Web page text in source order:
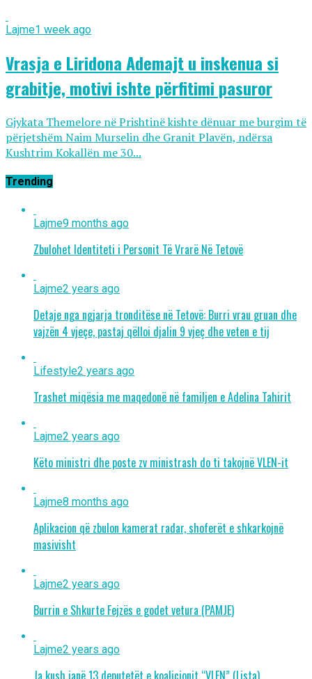
Lajme1 week ago
Vrasja e Liridona Ademajt u inskenua si
grabitje, motivi ishte përfitimi pasuror
Gjykata Themelore në Prishtinë kishte dënuar me burgim të
përjetshëm Naim Murselin dhe Granit Plavën, ndërsa
Kushtrim Kokallën me 30...
Trending
Lajme9 months ago
Zbulohet Identiteti i Personit Të Vrarë Në Tetovë
Lajme2 years ago
Detaje nga ngjarja tronditëse në Tetovë: Burri vrau gruan dhe
vajzën 4 vjeçe, pastaj qëlloi djalin 9 vjeç dhe veten e tij
Lifestyle2 years ago
Trashet miqësia me maqedonë në familjen e Adelina Tahirit
Lajme2 years ago
Këto ministri dhe poste zv ministrash do ti takojnë VLEN-it
Lajme8 months ago
Aplikacion që zbulon kamerat radar, shoferët e shkarkojnë
masivisht
Lajme2 years ago
Burrin e Shkurte Fejzës e godet vetura (PAMJE)
Lajme2 years ago
Ja kush janë 13 deputetët e koalicionit “VLEN” (Lista)